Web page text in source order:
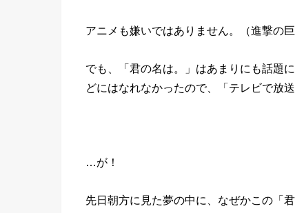
アニメも嫌いではありません。（進撃の
でも、「君の名は。」はあまりにも話題
どにはなれなかったので、「テレビで放
…が！
先日朝方に見た夢の中に、なぜかこの「